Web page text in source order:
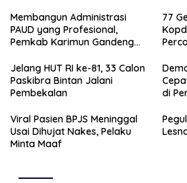
Membangun Administrasi
PAUD yang Profesional,
Pemkab Karimun Gandeng
77
Jelang HUT RI ke-81, 33 Calon
Paskibra Bintan Jalani
Pembekalan
di
Viral Pasien BPJS Meninggal
Usai Dihujat Nakes, Pelaku
Minta Maaf